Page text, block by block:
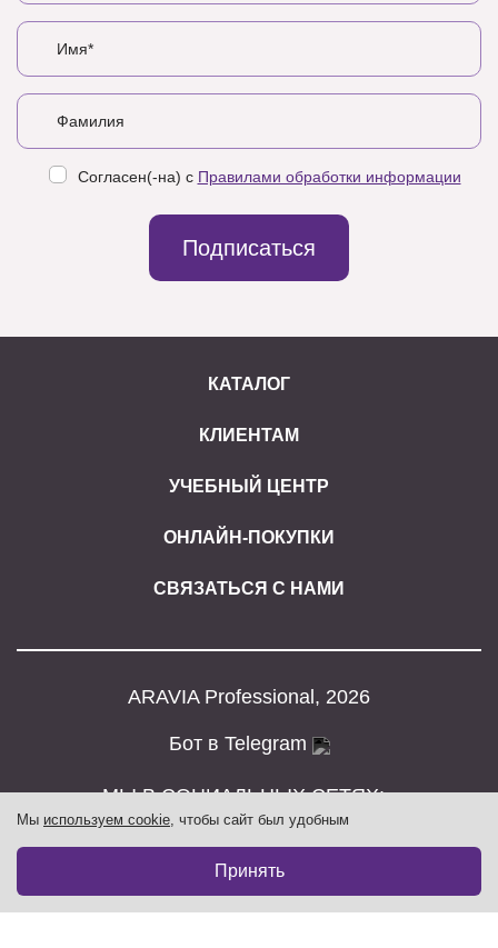
Согласен(-на) с Правилами обработки информации
Подписаться
КАТАЛОГ
КЛИЕНТАМ
УЧЕБНЫЙ ЦЕНТР
ОНЛАЙН-ПОКУПКИ
СВЯЗАТЬСЯ С НАМИ
ARAVIA Professional, 2026
Бот в Telegram
МЫ В СОЦИАЛЬНЫХ СЕТЯХ:
Мы используем cookie, чтобы сайт был удобным
Принять